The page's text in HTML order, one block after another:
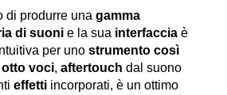
di produrre una gamma
di suoni e la sua interfaccia è
per uno strumento così
otto voci, aftertouch dal suono
effetti incorporati, è un ottimo